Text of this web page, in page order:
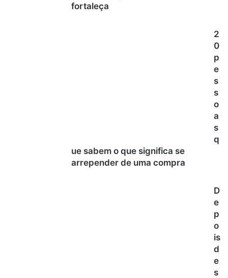
fortaleça
2
0
p
e
s
s
o
a
s
q
ue sabem o que significa se
arrepender de uma compra
D
e
p
o
is
d
e
s